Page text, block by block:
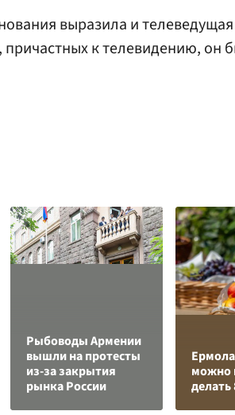
выразила и
причастных к телевидению, он
Рыбоводы Армении
вышли на протесты
из-за закрытия
рынка России
можно
делать